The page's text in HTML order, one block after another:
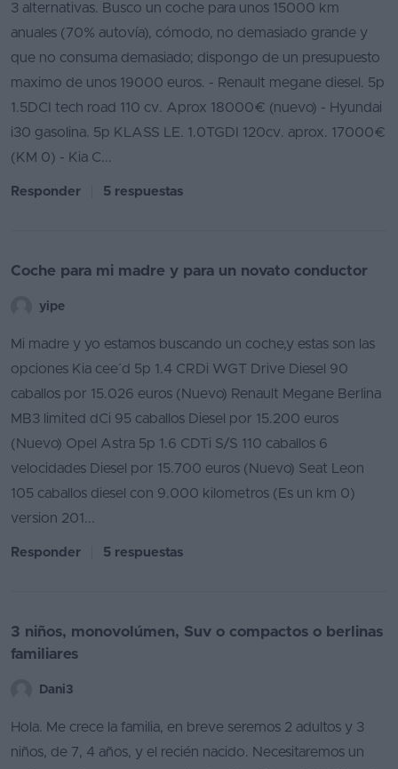
3 alternativas. Busco un coche para unos 15000 km
anuales (70% autovía), cómodo, no demasiado grande y
que no consuma demasiado; dispongo de un presupuesto
maximo de unos 19000 euros. - Renault megane diesel. 5p
1.5DCI tech road 110 cv. Aprox 18000€ (nuevo) - Hyundai
i30 gasolina. 5p KLASS LE. 1.0TGDI 120cv. aprox. 17000€
(KM 0) - Kia C...
Responder 5 respuestas
Coche para mi madre y para un novato conductor
yipe
Mi madre y yo estamos buscando un coche,y estas son las
opciones Kia cee´d 5p 1.4 CRDi WGT Drive Diesel 90
caballos por 15.026 euros (Nuevo) Renault Megane Berlina
MB3 limited dCi 95 caballos Diesel por 15.200 euros
(Nuevo) Opel Astra 5p 1.6 CDTi S/S 110 caballos 6
velocidades Diesel por 15.700 euros (Nuevo) Seat Leon
105 caballos diesel con 9.000 kilometros (Es un km 0)
version 201...
Responder 5 respuestas
3 niños, monovolúmen, Suv o compactos o berlinas
familiares
Dani3
Hola. Me crece la familia, en breve seremos 2 adultos y 3
niños, de 7, 4 años, y el recién nacido. Necesitaremos un